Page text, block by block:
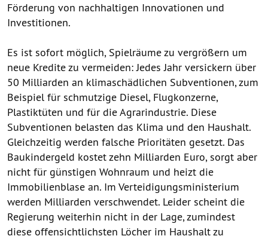
Förderung von nachhaltigen Innovationen und
Investitionen.
Es ist sofort möglich, Spielräume zu vergrößern um
neue Kredite zu vermeiden: Jedes Jahr versickern über
50 Milliarden an klimaschädlichen Subventionen, zum
Beispiel für schmutzige Diesel, Flugkonzerne,
Plastiktüten und für die Agrarindustrie. Diese
Subventionen belasten das Klima und den Haushalt.
Gleichzeitig werden falsche Prioritäten gesetzt. Das
Baukindergeld kostet zehn Milliarden Euro, sorgt aber
nicht für günstigen Wohnraum und heizt die
Immobilienblase an. Im Verteidigungsministerium
werden Milliarden verschwendet. Leider scheint die
Regierung weiterhin nicht in der Lage, zumindest
diese offensichtlichsten Löcher im Haushalt zu